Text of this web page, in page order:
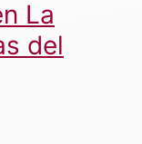
La
del